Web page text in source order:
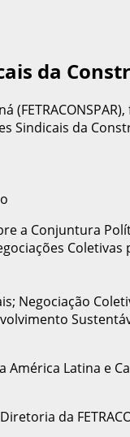
da
Sindicais da
a Conjuntura
Negociação
Latina e
da